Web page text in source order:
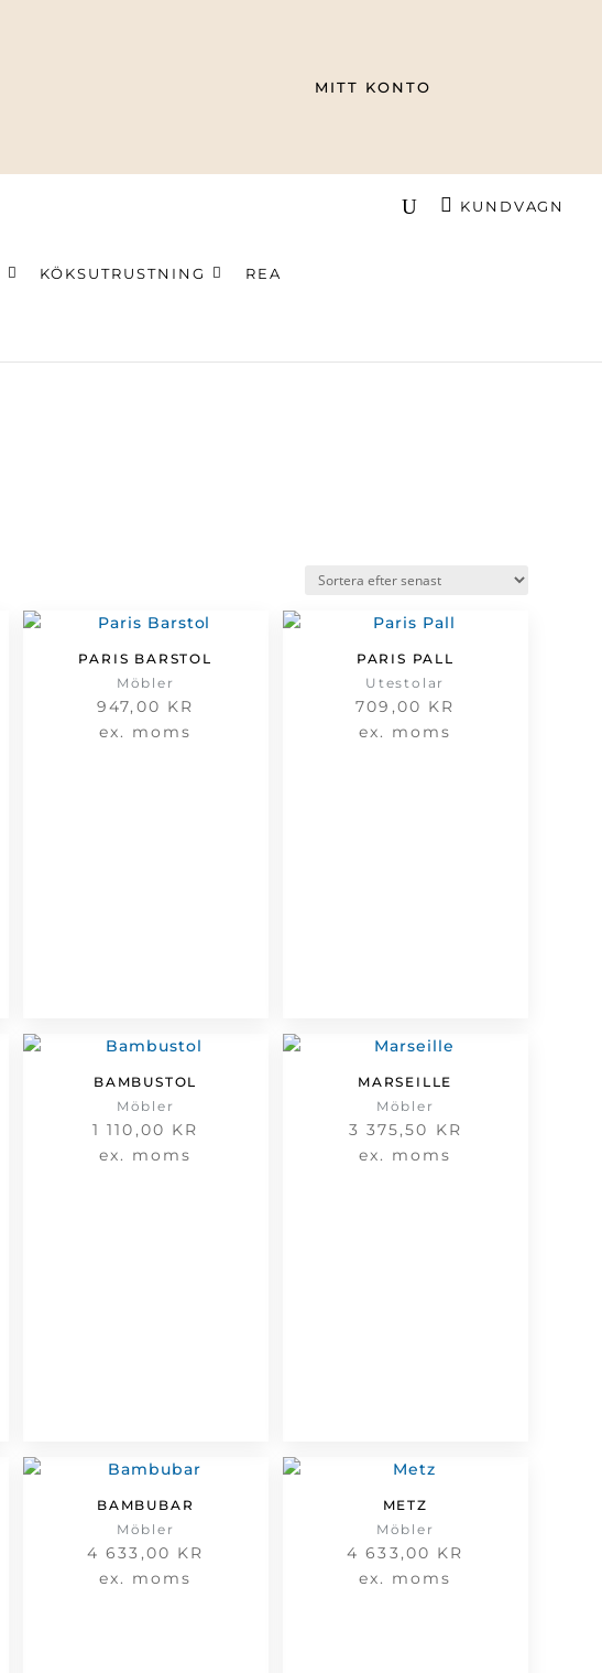
MITT KONTO
KUNDVAGN
KÖKSUTRUSTNING REA
PARIS BARSTOL
Möbler
947,00 KR
ex. moms
PARIS PALL
Utestolar
709,00 KR
ex. moms
BAMBUSTOL
Möbler
1 110,00 KR
ex. moms
MARSEILLE
Möbler
3 375,50 KR
ex. moms
BAMBUBAR
Möbler
4 633,00 KR
ex. moms
METZ
Möbler
4 633,00 KR
ex. moms